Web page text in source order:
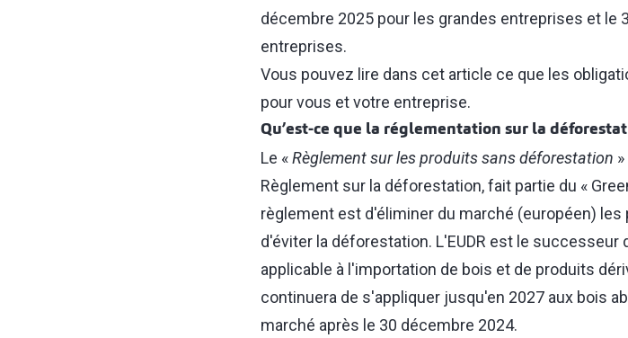
décembre 2025 pour les grandes entreprises et le
entreprises.
Vous pouvez lire dans cet article ce que les
pour vous et votre entreprise.
Qu’est-ce que la réglementation sur la
Le «Règlement sur les produits sans déforestation
Règlement sur la déforestation, fait partie du «
règlement est d'éliminer du marché (européen)
d'éviter la déforestation. L'EUDR est le successeur
applicable à l'importation de bois et de produits
continuera de s'appliquer jusqu'en 2027 aux bois
marché après le 30 décembre 2024.